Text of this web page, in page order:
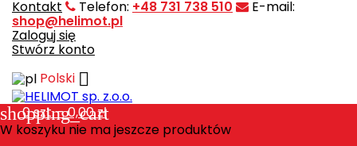
Kontakt Telefon: +48 731 738 510 E-mail:
shop@helimot.pl
Zaloguj się
Stwórz konto
Polski 
shopping_cart
0szt. - 0,00 zł
W koszyku nie ma jeszcze produktów